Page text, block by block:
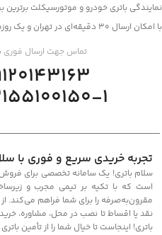
نمایندگی باتری خودرو و موتورسیکلت برترین
با امکان ارسال 30 دقیقه‌ای در تهران و یک روزه سایر استانها
تماس جهت ارسال فوری
1
تجربه خریدی سریع و فوری با
سلام باتری! یک سامانه تخصصی برای
است که با تکیه بر تیمی مجرب و
مقرون‌به‌صرفه را برای شما فراهم می‌کند.
نقد یا اقساط تا نصب در محل، مشاوره،
باتری! اینجاست تا خیال شما را از تأمین